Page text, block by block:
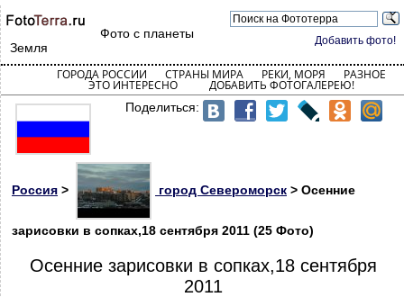
Добавить фото!
Фото с планеты
Земля
ГОРОДА РОССИИ СТРАНЫ МИРА РЕКИ, МОРЯ РАЗНОЕ
ЭТО ИНТЕРЕСНО ДОБАВИТЬ ФОТОГАЛЕРЕЮ!
Поделиться:
Россия > город Североморск > Осенние
зарисовки в сопках,18 сентября 2011 (25 Фото)
Осенние зарисовки в сопках,18 сентября
2011